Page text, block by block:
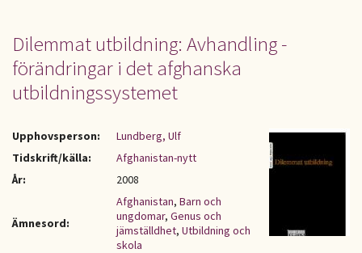
Dilemmat utbildning: Avhandling -
förändringar i det afghanska
utbildningssystemet
Upphovsperson:
Lundberg, Ulf
Tidskrift/källa:
Afghanistan-nytt
År:
2008
Ämnesord:
Afghanistan, Barn och
ungdomar, Genus och
jämställdhet, Utbildning och
skola